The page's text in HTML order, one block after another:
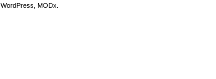
WordPress, MODx.